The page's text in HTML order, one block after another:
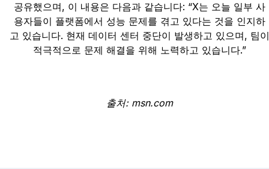
공유했으며, 이 내용은 다음과 같습니다: “X는 오늘 일부 사
용자들이 플랫폼에서 성능 문제를 겪고 있다는 것을 인지하
고 있습니다. 현재 데이터 센터 중단이 발생하고 있으며, 팀이
적극적으로 문제 해결을 위해 노력하고 있습니다.”
출처: msn.com